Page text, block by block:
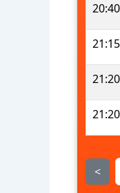
20:40
21:15
21:20
21:20
<